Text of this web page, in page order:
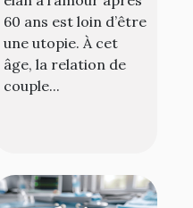
60 ans est loin d’être
une utopie. À cet
âge, la relation de
couple...